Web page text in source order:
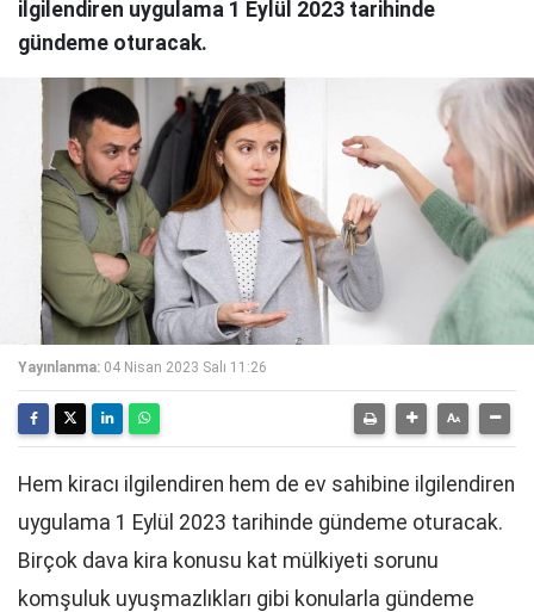
ilgilendiren uygulama 1 Eylül 2023 tarihinde
gündeme oturacak.
Yayınlanma: 04 Nisan 2023 Salı 11:26
Hem kiracı ilgilendiren hem de ev sahibine ilgilendiren
uygulama 1 Eylül 2023 tarihinde gündeme oturacak.
Birçok dava kira konusu kat mülkiyeti sorunu
komşuluk uyuşmazlıkları gibi konularla gündeme